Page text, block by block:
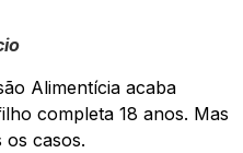
Alimentícia acaba
completa 18 anos. Mas
os casos.